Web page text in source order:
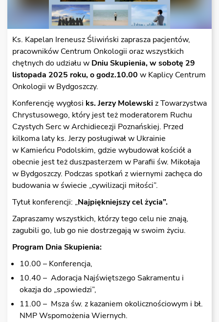
Ks. Kapelan Ireneusz Śliwiński zaprasza pacjentów,
pracowników Centrum Onkologii oraz wszystkich
chętnych do udziału w Dniu Skupienia, w sobotę 29
listopada 2025 roku, o godz.10.00 w Kaplicy Centrum
Onkologii w Bydgoszczy.
Konferencję wygłosi ks. Jerzy Molewskiz Towarzystwa
Chrystusowego, który jest też moderatorem Ruchu
Czystych Serc w Archidiecezji Poznańskiej. Przed
kilkoma laty ks. Jerzy posługiwał w Ukrainie
w Kamieńcu Podolskim, gdzie wybudował kościół a
obecnie jest też duszpasterzem w Parafii św. Mikołaja
w Bydgoszczy. Podczas spotkań z wiernymi zachęca do
budowania w świecie „cywilizacji miłości”.
Tytuł konferencji: „Najpiękniejszy cel życia”.
Zapraszamy wszystkich, którzy tego celu nie znają,
zagubili go, lub go nie dostrzegają w swoim życiu.
Program Dnia Skupienia:
10.00 – Konferencja,
10.40 – Adoracja Najświętszego Sakramentu i
okazja do „spowiedzi”,
11.00 – Msza św. z kazaniem okolicznościowym i bł.
NMP Wspomożenia Wiernych.